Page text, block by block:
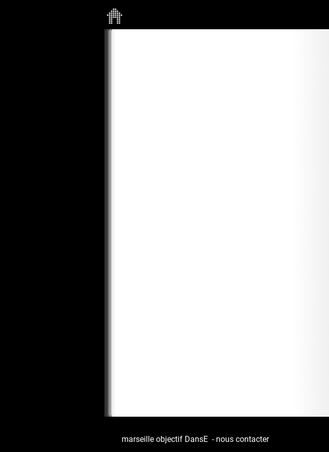
marseille objectif DansE - nous contacter